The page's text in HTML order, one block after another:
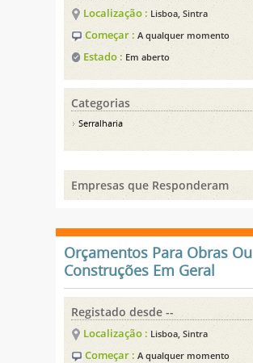
Localização : Lisboa, Sintra
Começar : A qualquer momento
Estado : Em aberto
Categorias
Serralharia
Empresas que Responderam
Orçamentos Para Obras Ou
Construções Em Geral
Registado desde --
Localização : Lisboa, Sintra
Começar : A qualquer momento